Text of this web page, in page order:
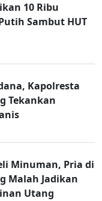
10 Ribu
Sambut HUT
Kapolresta
Tekankan
Minuman, Pria di
Malah Jadikan
Utang